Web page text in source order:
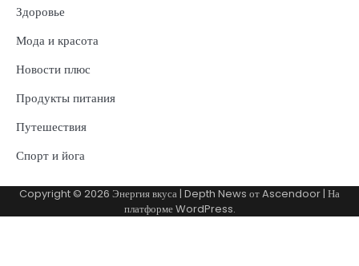
Здоровье
Мода и красота
Новости плюс
Продукты питания
Путешествия
Спорт и йога
Copyright © 2026 Энергия вкуса | Depth News отAscendoor | На
платформеWordPress.